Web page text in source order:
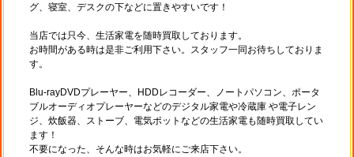
グ、寝室、デスクの下などに置きやすいです！
当店では只今、生活家電を随時買取しております。
お時間がある時は是非ご利用下さい。スタッフ一同お待ちしておりま
す。
Blu-rayDVDプレーヤー、HDDレコーダー、ノートパソコン、ポータ
ブルオーディオプレーヤーなどのデジタル家電や冷蔵庫 や電子レン
ジ、炊飯器、ストーブ、電気ポットなどの生活家電も随時買取してい
ます！
不要になった、そんな時はお気軽にご来店下さい。